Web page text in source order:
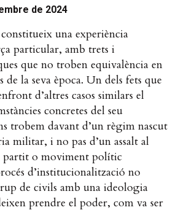
de 2024
una experiència
particular, amb trets i
que no troben equivalència en
la seva època. Un dels fets que
d’altres casos similars el
concretes del seu
trobem davant d’un règim nascut
militar, i no pas d’un assalt al
partit o moviment polític
d’institucionalització no
de civils amb una ideologia
prendre el poder, com va ser